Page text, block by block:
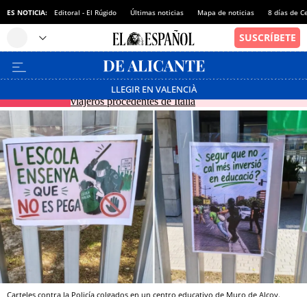
ES NOTICIA: Editoral - El Rúgido Últimas noticias Mapa de noticias 8 días de
LLEGIR EN VALENCIÀ
España reestablece los controles fronterizos a los
viajeros procedentes de Italia
Carteles contra la Policía colgados en un centro educativo de Muro de Alcoy.